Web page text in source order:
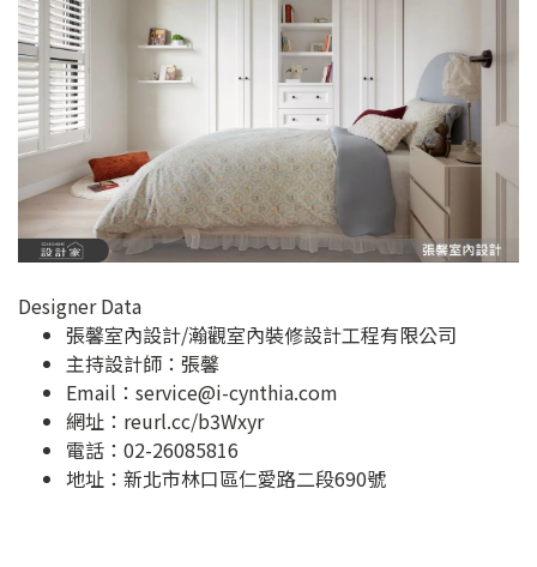
Designer Data
張馨室內設計/瀚觀室內裝修設計工程有限公司
主持設計師：張馨
Email： service@i-cynthia.com
網址： reurl.cc/b3Wxyr
電話：02-26085816
地址： 新北市林口區仁愛路二段690號